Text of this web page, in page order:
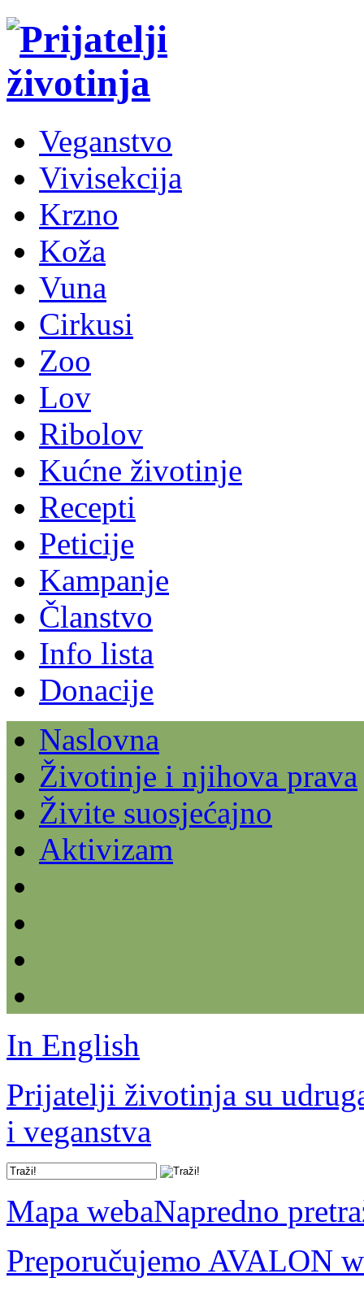
Veganstvo
Vivisekcija
Krzno
Koža
Vuna
Cirkusi
Zoo
Lov
Ribolov
Kućne životinje
Recepti
Peticije
Kampanje
Članstvo
Info lista
Donacije
Naslovna
Životinje i njihova prava
Živite suosjećajno
Aktivizam
In English
Prijatelji životinja su
i veganstva
Mapa webaNapredno
Preporučujemo AVALON